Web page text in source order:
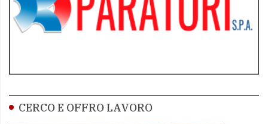
CERCO E OFFRO LAVORO